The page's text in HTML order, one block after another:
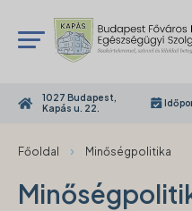
1027 Budapest,
Kapás u. 22.
Főoldal › Minőségpolitika